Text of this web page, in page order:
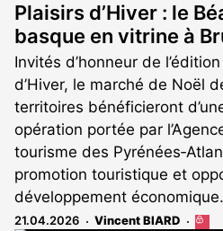
Plaisirs d’Hiver : le
basque en vitrine à
Invités d’honneur de
d’Hiver, le marché de Noël
territoires bénéficieront
opération portée par
tourisme des
promotion touristique et
développement économique.
21.04.2026 Vincent BIARD Cet